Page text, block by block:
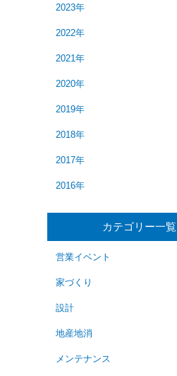
2023年
2022年
2021年
2020年
2019年
2018年
2017年
2016年
カテゴリー一覧
営業イベント
家づくり
設計
地産地消
メンテナンス